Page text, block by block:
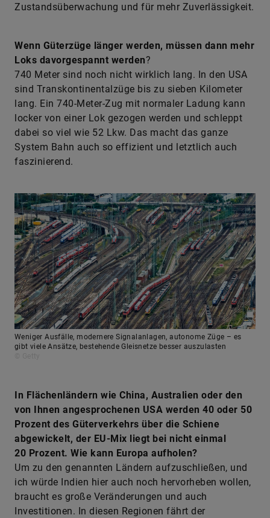
Zustandsüberwachung und für mehr Zuverlässigkeit.
Wenn Güterzüge länger werden, müssen dann mehr
Loks davorgespannt werden?
740 Meter sind noch nicht wirklich lang. In den USA
sind Transkontinentalzüge bis zu sieben Kilometer
lang. Ein 740-Meter-Zug mit normaler Ladung kann
locker von einer Lok gezogen werden und schleppt
dabei so viel wie 52 Lkw. Das macht das ganze
System Bahn auch so effizient und letztlich auch
faszinierend.
Weniger Ausfälle, modernere Signalanlagen, autonome Züge – es
gibt viele Ansätze, bestehende Gleisnetze besser auszulasten
In Flächenländern wie China, Australien oder den
von Ihnen angesprochenen USA werden 40 oder 50
Prozent des Güterverkehrs über die Schiene
abgewickelt, der EU-Mix liegt bei nicht einmal
20 Prozent. Wie kann Europa aufholen?
Um zu den genannten Ländern aufzuschließen, und
ich würde Indien hier auch noch hervorheben wollen,
braucht es große Veränderungen und auch
Investitionen. In diesen Regionen fährt der